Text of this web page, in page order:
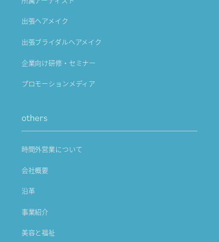
出張ヘアメイク
出張ブライダルヘアメイク
企業向け研修・セミナー
プロモーションメディア
others
時間外営業について
会社概要
沿革
事業紹介
美容と福祉